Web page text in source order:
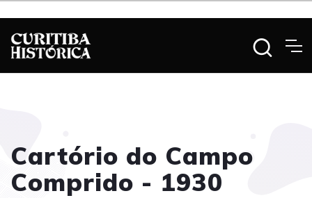
Cartório do Campo
Comprido - 1930